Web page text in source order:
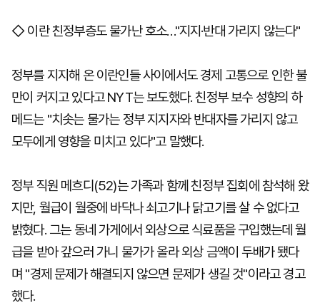
◇ 이란 친정부층도 물가난 호소…"지지·반대 가리지 않는다"
정부를 지지해 온 이란인들 사이에서도 경제 고통으로 인한 불
만이 커지고 있다고 NYT는 보도했다. 친정부 보수 성향의 하
메드는 "치솟는 물가는 정부 지지자와 반대자를 가리지 않고
모두에게 영향을 미치고 있다"고 말했다.
정부 직원 메흐디(52)는 가족과 함께 친정부 집회에 참석해 왔
지만, 월급이 월중에 바닥나 쇠고기나 닭고기를 살 수 없다고
밝혔다. 그는 동네 가게에서 외상으로 식료품을 구입했는데 월
급을 받아 갚으러 가니 물가가 올라 외상 금액이 두배가 됐다
며 "경제 문제가 해결되지 않으면 문제가 생길 것"이라고 경고
했다.